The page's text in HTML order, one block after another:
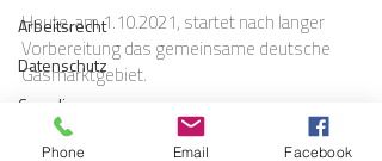
Arbeitsrecht
Datenschutz
Compliance
Gas
Heute, am 1.10.2021, startet nach langer
Vorbereitung das gemeinsame deutsche
Gasmarktgebiet.
Phone Email Facebook